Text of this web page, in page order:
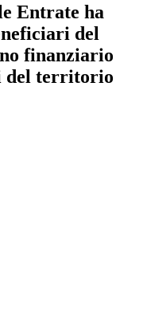
Entrate ha
del
finanziario
del territorio